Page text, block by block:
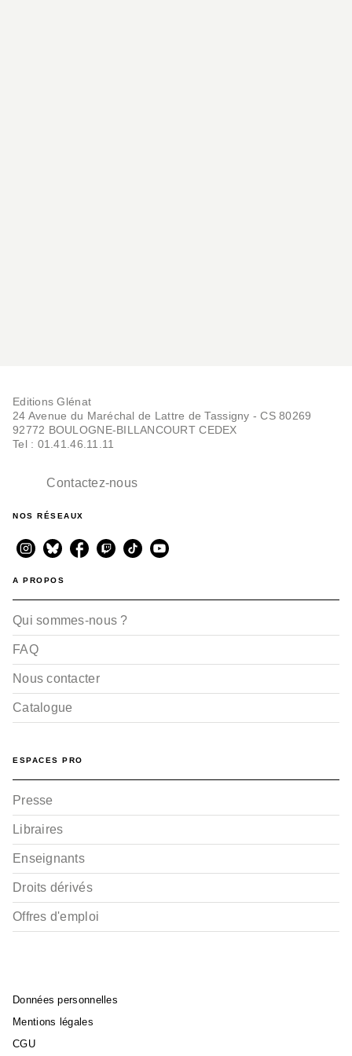
Editions Glénat
24 Avenue du Maréchal de Lattre de Tassigny - CS 80269
92772 BOULOGNE-BILLANCOURT CEDEX
Tel : 01.41.46.11.11
Contactez-nous
NOS RÉSEAUX
A PROPOS
Qui sommes-nous ?
FAQ
Nous contacter
Catalogue
ESPACES PRO
Presse
Libraires
Enseignants
Droits dérivés
Offres d'emploi
Données personnelles
Mentions légales
CGU